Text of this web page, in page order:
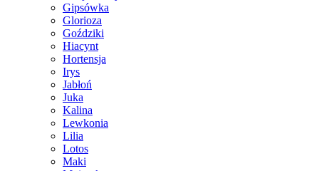
Gipsówka
Glorioza
Goździki
Hiacynt
Hortensja
Irys
Jabłoń
Juka
Kalina
Lewkonia
Lilia
Lotos
Maki